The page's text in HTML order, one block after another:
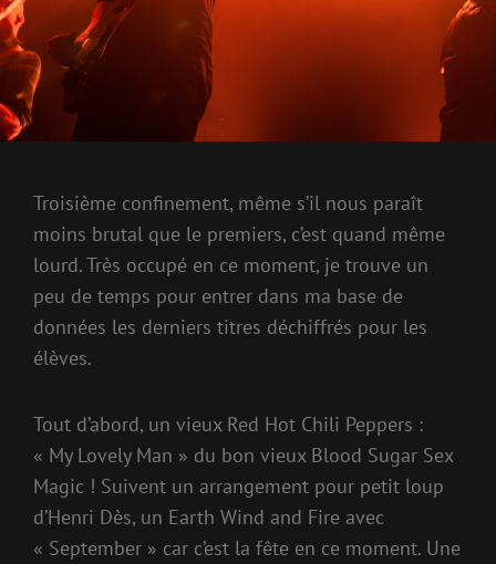
Troisième confinement, même s’il nous paraît
moins brutal que le premiers, c’est quand même
lourd. Très occupé en ce moment, je trouve un
peu de temps pour entrer dans ma base de
données les derniers titres déchiffrés pour les
élèves.
Tout d’abord, un vieux Red Hot Chili Peppers :
« My Lovely Man » du bon vieux Blood Sugar Sex
Magic ! Suivent un arrangement pour petit loup
d’Henri Dès, un Earth Wind and Fire avec
« September » car c’est la fête en ce moment. Une